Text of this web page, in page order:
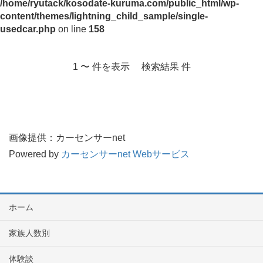
/home/ryutack/kosodate-kuruma.com/public_html/wp-
content/themes/lightning_child_sample/single-
usedcar.php on line 158
1 〜 件を表示 検索結果 件
画像提供：カーセンサーnet
Powered by カーセンサーnet Webサービス
ホーム
家族人数別
体験談